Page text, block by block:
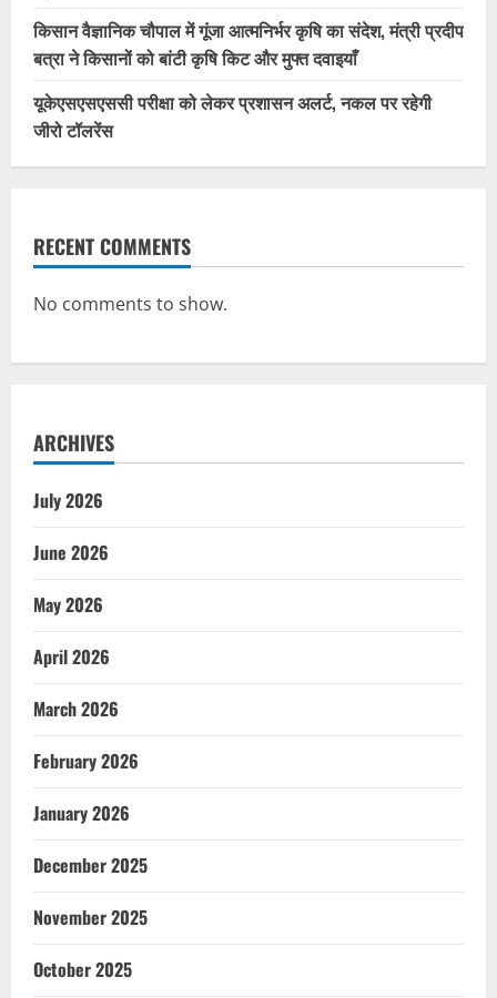
किसान वैज्ञानिक चौपाल में गूंजा आत्मनिर्भर कृषि का संदेश, मंत्री प्रदीप
बत्रा ने किसानों को बांटी कृषि किट और मुफ्त दवाइयाँ
यूकेएसएसएससी परीक्षा को लेकर प्रशासन अलर्ट, नकल पर रहेगी
जीरो टॉलरेंस
RECENT COMMENTS
No comments to show.
ARCHIVES
July 2026
June 2026
May 2026
April 2026
March 2026
February 2026
January 2026
December 2025
November 2025
October 2025